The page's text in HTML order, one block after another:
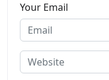
Your Email